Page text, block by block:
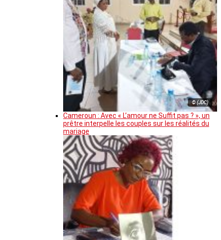
© (JDC)
Cameroun : Avec « L’amour ne Suffit pas ? », un
prêtre interpelle les couples sur les réalités du
mariage